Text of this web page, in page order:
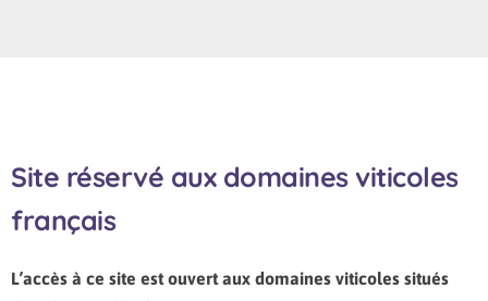
Site réservé aux domaines viticoles
français
L’accès à ce site est ouvert aux domaines viticoles situés